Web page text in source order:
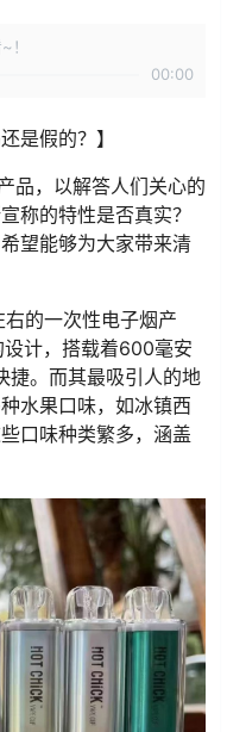
！
00:00
是假的？】
品，以解答人们关心的
称的特性是否真实？
望能够为大家带来清
的一次性电子烟产
计，搭载着600毫安
捷。而其最吸引人的地
水果口味，如冰镇西
口味种类繁多，涵盖